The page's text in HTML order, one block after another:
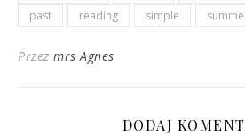
past
reading simple
Przez mrs Agnes
DODAJ